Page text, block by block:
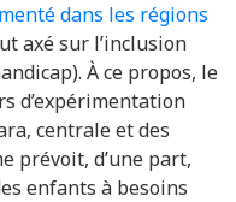
dans les régions
axé sur l’inclusion
À ce propos, le
d’expérimentation
centrale et des
prévoit, d’une part,
enfants à besoins